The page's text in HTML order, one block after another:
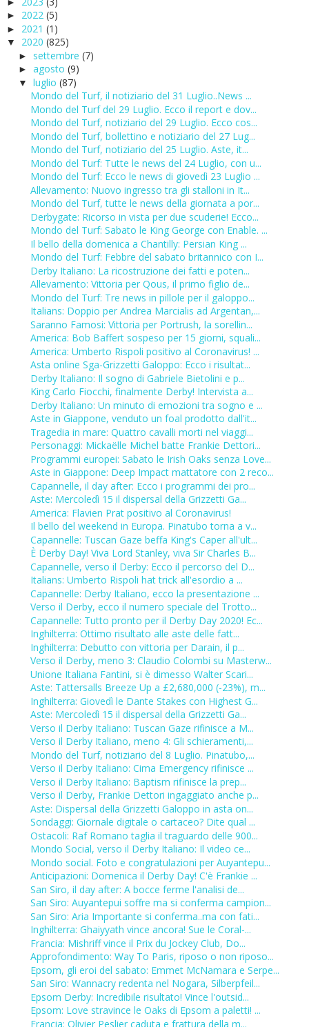
► 2022 (5)
► 2021 (1)
▼ 2020 (825)
► settembre (7)
► agosto (9)
▼ luglio (87)
Mondo del Turf, il notiziario del 31 Luglio..News ...
Mondo del Turf del 29 Luglio. Ecco il report e dov...
Mondo del Turf, notiziario del 29 Luglio. Ecco cos...
Mondo del Turf, bollettino e notiziario del 27 Lug...
Mondo del Turf, notiziario del 25 Luglio. Aste, it...
Mondo del Turf: Tutte le news del 24 Luglio, con u...
Mondo del Turf: Ecco le news di giovedì 23 Luglio ...
Allevamento: Nuovo ingresso tra gli stalloni in It...
Mondo del Turf, tutte le news della giornata a por...
Derbygate: Ricorso in vista per due scuderie! Ecco...
Mondo del Turf: Sabato le King George con Enable. ...
Il bello della domenica a Chantilly: Persian King ...
Mondo del Turf: Febbre del sabato britannico con I...
Derby Italiano: La ricostruzione dei fatti e poten...
Allevamento: Vittoria per Qous, il primo figlio de...
Mondo del Turf: Tre news in pillole per il galoppo...
Italians: Doppio per Andrea Marcialis ad Argentan,...
Saranno Famosi: Vittoria per Portrush, la sorellin...
America: Bob Baffert sospeso per 15 giorni, squali...
America: Umberto Rispoli positivo al Coronavirus! ...
Asta online Sga-Grizzetti Galoppo: Ecco i risultat...
Derby Italiano: Il sogno di Gabriele Bietolini e p...
King Carlo Fiocchi, finalmente Derby! Intervista a...
Derby Italiano: Un minuto di emozioni tra sogno e ...
Aste in Giappone, venduto un foal prodotto dall'it...
Tragedia in mare: Quattro cavalli morti nel viaggi...
Personaggi: Mickaëlle Michel batte Frankie Dettori...
Programmi europei: Sabato le Irish Oaks senza Love...
Aste in Giappone: Deep Impact mattatore con 2 reco...
Capannelle, il day after: Ecco i programmi dei pro...
Aste: Mercoledì 15 il dispersal della Grizzetti Ga...
America: Flavien Prat positivo al Coronavirus!
Il bello del weekend in Europa. Pinatubo torna a v...
Capannelle: Tuscan Gaze beffa King's Caper all'ult...
È Derby Day! Viva Lord Stanley, viva Sir Charles B...
Capannelle, verso il Derby: Ecco il percorso del D...
Italians: Umberto Rispoli hat trick all'esordio a ...
Capannelle: Derby Italiano, ecco la presentazione ...
Verso il Derby, ecco il numero speciale del Trotto...
Capannelle: Tutto pronto per il Derby Day 2020! Ec...
Inghilterra: Ottimo risultato alle aste delle fatt...
Inghilterra: Debutto con vittoria per Darain, il p...
Verso il Derby, meno 3: Claudio Colombi su Masterw...
Unione Italiana Fantini, si è dimesso Walter Scari...
Aste: Tattersalls Breeze Up a £2,680,000 (-23%), m...
Inghilterra: Giovedì le Dante Stakes con Highest G...
Aste: Mercoledì 15 il dispersal della Grizzetti Ga...
Verso il Derby Italiano: Tuscan Gaze rifinisce a M...
Verso il Derby Italiano, meno 4: Gli schieramenti,...
Mondo del Turf, notiziario del 8 Luglio. Pinatubo,...
Verso il Derby Italiano: Cima Emergency rifinisce ...
Verso il Derby Italiano: Baptism rifinisce la prep...
Verso il Derby, Frankie Dettori ingaggiato anche p...
Aste: Dispersal della Grizzetti Galoppo in asta on...
Sondaggi: Giornale digitale o cartaceo? Dite qual ...
Ostacoli: Raf Romano taglia il traguardo delle 900...
Mondo Social, verso il Derby Italiano: Il video ce...
Mondo social. Foto e congratulazioni per Auyantepu...
Anticipazioni: Domenica il Derby Day! C'è Frankie ...
San Siro, il day after: A bocce ferme l'analisi de...
San Siro: Auyantepui soffre ma si conferma campion...
San Siro: Aria Importante si conferma..ma con fati...
Inghilterra: Ghaiyyath vince ancora! Sue le Coral-...
Francia: Mishriff vince il Prix du Jockey Club, Do...
Approfondimento: Way To Paris, riposo o non riposo...
Epsom, gli eroi del sabato: Emmet McNamara e Serpe...
San Siro: Wannacry redenta nel Nogara, Silberpfeil...
Epsom Derby: Incredibile risultato! Vince l'outsid...
Epsom: Love stravince le Oaks di Epsom a paletti! ...
Francia: Olivier Peslier caduta e frattura della m...